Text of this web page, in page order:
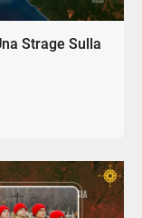
Strage Sulla